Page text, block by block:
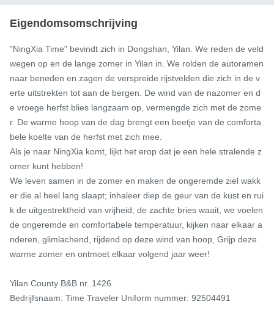
Eigendomsomschrijving
"NingXia Time" bevindt zich in Dongshan, Yilan. We reden de veld
wegen op en de lange zomer in Yilan in. We rolden de autoramen
naar beneden en zagen de verspreide rijstvelden die zich in de v
erte uitstrekten tot aan de bergen. De wind van de nazomer en d
e vroege herfst blies langzaam op, vermengde zich met de zome
r. De warme hoop van de dag brengt een beetje van de comforta
bele koelte van de herfst met zich mee.
Als je naar NingXia komt, lijkt het erop dat je een hele stralende z
omer kunt hebben!
We leven samen in de zomer en maken de ongeremde ziel wakk
er die al heel lang slaapt; inhaleer diep de geur van de kust en rui
k de uitgestrektheid van vrijheid; de zachte bries waait, we voelen
de ongeremde en comfortabele temperatuur, kijken naar elkaar a
nderen, glimlachend, rijdend op deze wind van hoop, Grijp deze
warme zomer en ontmoet elkaar volgend jaar weer!
Yilan County B&B nr. 1426
Bedrijfsnaam: Time Traveler Uniform nummer: 92504491